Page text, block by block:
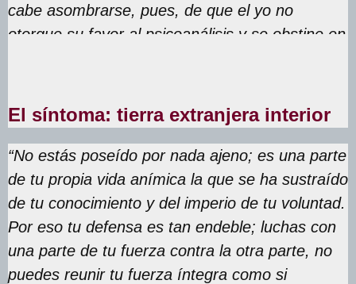
cabe asombrarse, pues, de que el yo no
otorgue su favor al psicoanálisis y se obstine en
El síntoma: tierra extranjera interior
“No estás poseído por nada ajeno; es una parte
de tu propia vida anímica la que se ha sustraído
de tu conocimiento y del imperio de tu voluntad.
Por eso tu defensa es tan endeble; luchas con
una parte de tu fuerza contra la otra parte, no
puedes reunir tu fuerza íntegra como si